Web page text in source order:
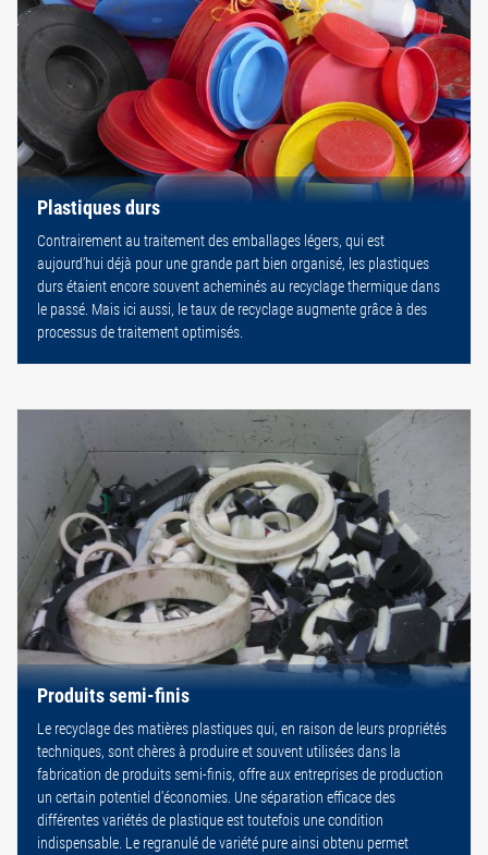
Plastiques durs
Contrairement au traitement des emballages légers, qui est
aujourd’hui déjà pour une grande part bien organisé, les plastiques
durs étaient encore souvent acheminés au recyclage thermique dans
le passé. Mais ici aussi, le taux de recyclage augmente grâce à des
processus de traitement optimisés.
Produits semi-finis
Le recyclage des matières plastiques qui, en raison de leurs propriétés
techniques, sont chères à produire et souvent utilisées dans la
fabrication de produits semi-finis, offre aux entreprises de production
un certain potentiel d’économies. Une séparation efficace des
différentes variétés de plastique est toutefois une condition
indispensable. Le regranulé de variété pure ainsi obtenu permet